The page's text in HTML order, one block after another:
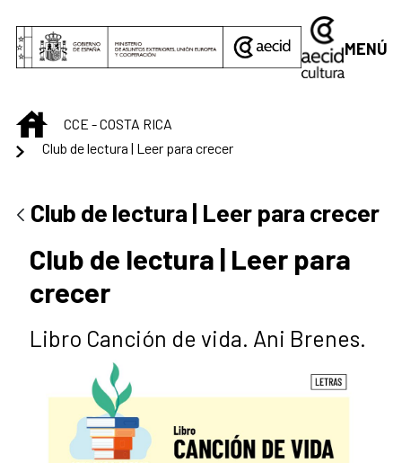
MENÚ
INICIO
CCE - COSTA RICA
Club de lectura | Leer para crecer
Club de lectura | Leer para crecer
Club de lectura | Leer para
crecer
Libro Canción de vida. Ani Brenes.